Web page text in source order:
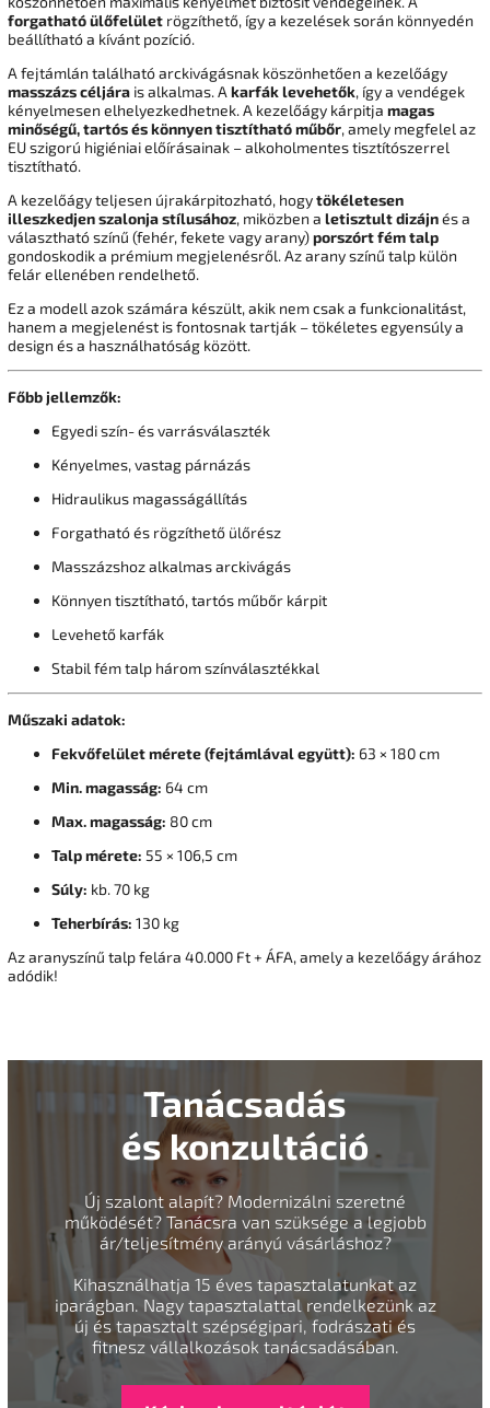
forgatható ülőfelület rögzíthető, így a kezelések során könnyedén
beállítható a kívánt pozíció.
A fejtámlán található arckivágásnak köszönhetően a kezelőágy
masszázs céljára is alkalmas. A karfák levehetők, így a vendégek
kényelmesen elhelyezkedhetnek. A kezelőágy kárpitja magas
minőségű, tartós és könnyen tisztítható műbőr, amely megfelel az
EU szigorú higiéniai előírásainak – alkoholmentes tisztítószerrel
tisztítható.
A kezelőágy teljesen újrakárpitozható, hogytökéletesen
illeszkedjen szalonja stílusához, miközben a letisztult dizájnés a
választható színű (fehér, fekete vagy arany)porszórt fém talp
gondoskodik a prémium megjelenésről. Az arany színű talp külön
felár ellenében rendelhető.
Ez a modell azok számára készült, akik nem csak a funkcionalitást,
hanem a megjelenést is fontosnak tartják – tökéletes egyensúly a
design és a használhatóság között.
Főbb jellemzők:
Egyedi szín- és varrásválaszték
Kényelmes, vastag párnázás
Hidraulikus magasságállítás
Forgatható és rögzíthető ülőrész
Masszázshoz alkalmas arckivágás
Könnyen tisztítható, tartós műbőr kárpit
Levehető karfák
Stabil fém talp három színválasztékkal
Műszaki adatok:
Fekvőfelület mérete (fejtámlával együtt): 63 × 180 cm
Min. magasság: 64 cm
Max. magasság: 80 cm
Talp mérete: 55 × 106,5 cm
Súly: kb. 70 kg
Teherbírás: 130 kg
Az aranyszínű talp felára 40.000 Ft + ÁFA, amely a kezelőágy árához
adódik!
Tanácsadás
és konzultáció
Új szalont alapít? Modernizálni szeretné
működését? Tanácsra van szüksége a legjobb
ár/teljesítmény arányú vásárláshoz?
Kihasználhatja 15 éves tapasztalatunkat az
iparágban. Nagy tapasztalattal rendelkezünk az
új és tapasztalt szépségipari, fodrászati és
fitnesz vállalkozások tanácsadásában.